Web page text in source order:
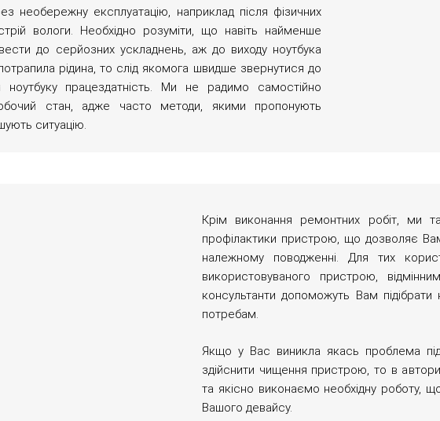
необережну експлуатацію, наприклад після фізичних
вологи. Необхідно розуміти, що навіть найменше
до серйозних ускладнень, аж до виходу ноутбука
рідина, то слід якомога швидше звернутися до
працездатність. Ми не радимо самостійно
стан, адже часто методи, якими пропонують
ситуацію.
Крім виконання ремонтних робіт, ми
профілактики пристрою, що дозволяє
належному поводженні. Для тих
використовуваного пристрою,
консультанти допоможуть Вам підібрати
потребам.
Якщо у Вас виникла якась проблема
здійснити чищення пристрою, то в
та якісно виконаємо необхідну роботу,
Вашого девайсу.